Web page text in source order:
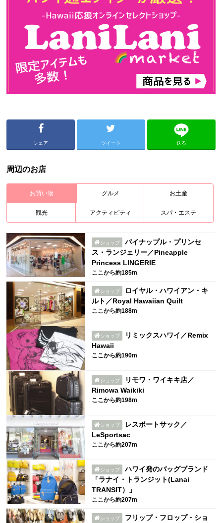
シェア ツイート 送る
周辺のお店
お買い物 グルメ お土産
観光 アクティビティ スパ・エステ
ショップ
パイナップル・プリンセ
ス・ランジェリー／Pineapple
Princess LINGERIE
ここから約185m
ショップ
ロイヤル・ハワイアン・キ
ルト／Royal Hawaiian Quilt
ここから約188m
ショップ
リミックスハワイ／Remix
Hawaii
ここから約190m
ショップ
リモワ・ワイキキ店／
Rimowa Waikiki
ここから約198m
ショップ
レスポートサック／
LeSportsac
ここから約207m
ショップ
ハワイ発のバッグブランド
「ラナイ・トランジット(Lanai
TRANSIT）」
ここから約207m
ショップ
フリップ・フロップ・ショ